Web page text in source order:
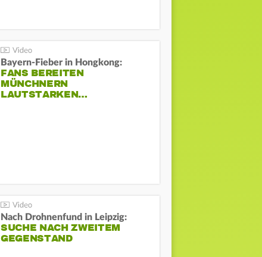
Bayern-Fieber in Hongkong:
FANS BEREITEN
MÜNCHNERN
LAUTSTARKEN…
Nach Drohnenfund in Leipzig:
SUCHE NACH ZWEITEM
GEGENSTAND